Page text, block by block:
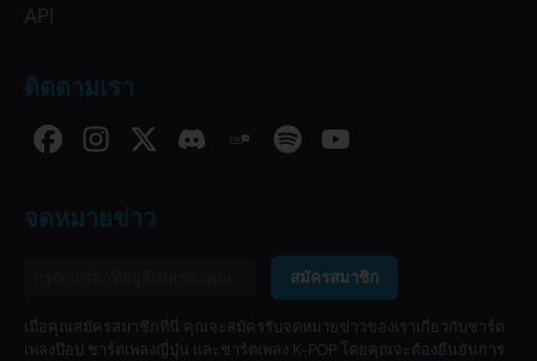
API
ติดตามเรา
จดหมายข่าว
สมัครสมาชิก
เมื่อคุณสมัครสมาชิกที่นี่ คุณจะสมัครรับจดหมายข่าวของเราเกี่ยวกับชาร์ต
เพลงป๊อป ชาร์ตเพลงญี่ปุ่น และชาร์ตเพลง K-POP โดยคุณจะต้องยืนยันการ